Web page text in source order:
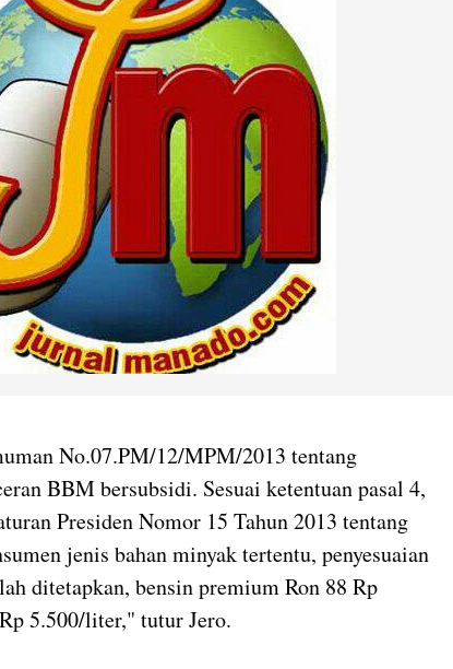
No.07.PM/12/MPM/2013 tentang
BBM bersubsidi. Sesuai ketentuan pasal 4,
Presiden Nomor 15 Tahun 2013 tentang
jenis bahan minyak tertentu, penyesuaian
ditetapkan, bensin premium Ron 88 Rp
5.500/liter," tutur Jero.